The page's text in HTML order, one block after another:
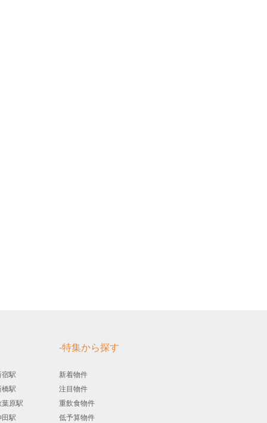
駅
駅
葉原駅
駅
-特集から探す
新着物件
注目物件
重飲食物件
低予算物件